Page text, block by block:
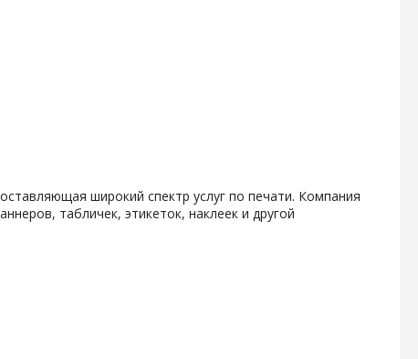
широкий спектр услуг по печати. Компания
табличек, этикеток, наклеек и другой